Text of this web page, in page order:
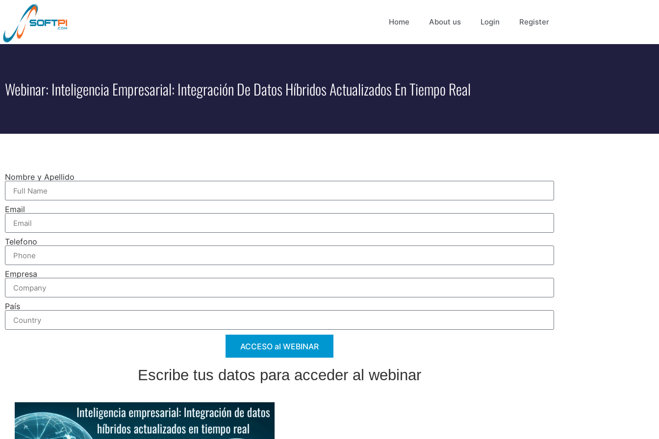
Home About us Login Register
Webinar: Inteligencia Empresarial: Integración De Datos Híbridos Actualizados En Tiempo Real
Nombre y Apellido
Email
Telefono
Empresa
País
ACCESO al WEBINAR
Escribe tus datos para acceder al webinar